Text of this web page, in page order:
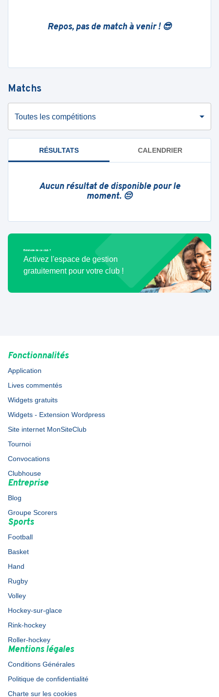
Repos, pas de match à venir ! 😎
Matchs
Toutes les compétitions
RÉSULTATS CALENDRIER
Aucun résultat de disponible pour le
moment. 😔
Bénévole de ce club ?
Activez l'espace de gestion
gratuitement pour votre club !
Fonctionnalités
Application
Lives commentés
Widgets gratuits
Widgets - Extension Wordpress
Site internet MonSiteClub
Tournoi
Convocations
Clubhouse
Entreprise
Blog
Groupe Scorers
Sports
Football
Basket
Hand
Rugby
Volley
Hockey-sur-glace
Rink-hockey
Roller-hockey
Mentions légales
Conditions Générales
Politique de confidentialité
Charte sur les cookies